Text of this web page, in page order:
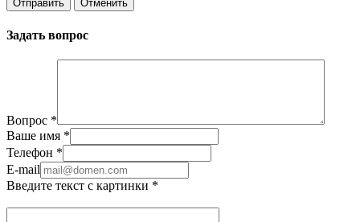
Отправить Отменить
Задать вопрос
Вопрос *
Ваше имя *
Телефон *
E-mail
Введите текст с картинки *